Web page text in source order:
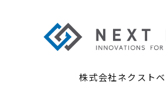
株式会社ネクスト